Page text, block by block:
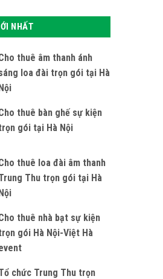
NHẤT
thuê âm thanh ánh
loa đài trọn gói tại Hà
thuê bàn ghế sự kiện
gói tại Hà Nội
thuê loa đài âm thanh
Thu trọn gói tại Hà
thuê nhà bạt sự kiện
gói Hà Nội-Việt Hà
chức Trung Thu trọn